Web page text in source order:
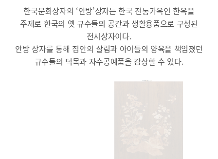
한국문화상자의 ‘안방’상자는 한국 전통가옥인 한옥을
주제로 한국의 옛 규수들의 공간과 생활용품으로 구성된
전시상자이다.
안방 상자를 통해 집안의 살림과 아이들의 양육을 책임졌던
규수들의 덕목과 자수공예품을 감상할 수 있다.